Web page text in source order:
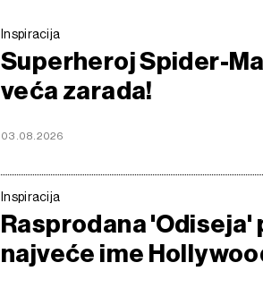
Inspiracija
Superheroj Spider-
veća zarada!
03.08.2026
Inspiracija
Rasprodana
najveće ime